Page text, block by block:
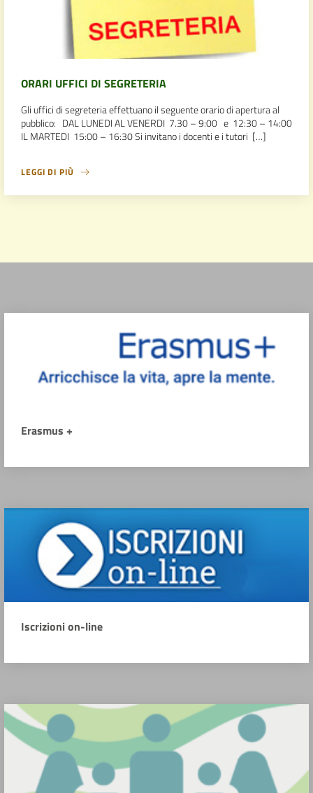
ORARI UFFICI DI SEGRETERIA
Gli uffici di segreteria effettuano il seguente orario di apertura al
pubblico: DAL LUNEDI AL VENERDI 7.30 – 9:00 e 12:30 – 14:00
IL MARTEDI 15:00 – 16:30 Si invitano i docenti e i tutori […]
LEGGI DI PIÙ
Erasmus +
Iscrizioni on-line